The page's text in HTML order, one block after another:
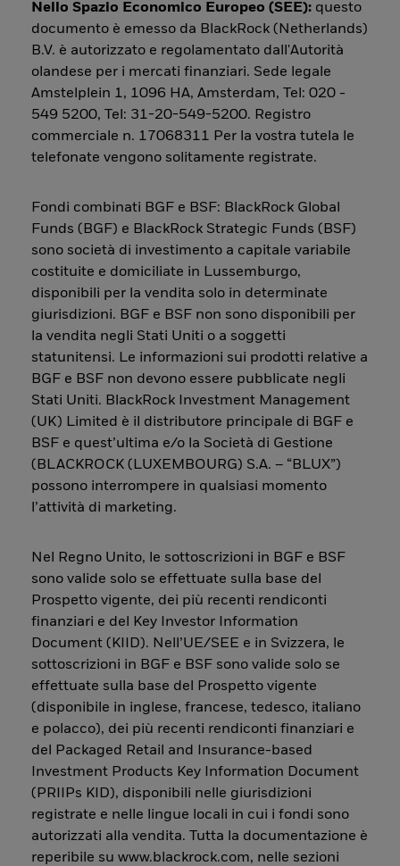
Nello Spazio Economico Europeo (SEE): questo
documento è emesso da BlackRock (Netherlands)
B.V. è autorizzato e regolamentato dall'Autorità
olandese per i mercati finanziari. Sede legale
Amstelplein 1, 1096 HA, Amsterdam, Tel: 020 -
549 5200, Tel: 31-20-549-5200. Registro
commerciale n. 17068311 Per la vostra tutela le
telefonate vengono solitamente registrate.
Fondi combinati BGF e BSF: BlackRock Global
Funds (BGF) e BlackRock Strategic Funds (BSF)
sono società di investimento a capitale variabile
costituite e domiciliate in Lussemburgo,
disponibili per la vendita solo in determinate
giurisdizioni. BGF e BSF non sono disponibili per
la vendita negli Stati Uniti o a soggetti
statunitensi. Le informazioni sui prodotti relative a
BGF e BSF non devono essere pubblicate negli
Stati Uniti. BlackRock Investment Management
(UK) Limited è il distributore principale di BGF e
BSF e quest’ultima e/o la Società di Gestione
(BLACKROCK (LUXEMBOURG) S.A. – “BLUX”)
possono interrompere in qualsiasi momento
l’attività di marketing.
Nel Regno Unito, le sottoscrizioni in BGF e BSF
sono valide solo se effettuate sulla base del
Prospetto vigente, dei più recenti rendiconti
finanziari e del Key Investor Information
Document (KIID). Nell’UE/SEE e in Svizzera, le
sottoscrizioni in BGF e BSF sono valide solo se
effettuate sulla base del Prospetto vigente
(disponibile in inglese, francese, tedesco, italiano
e polacco), dei più recenti rendiconti finanziari e
del Packaged Retail and Insurance-based
Investment Products Key Information Document
(PRIIPs KID), disponibili nelle giurisdizioni
registrate e nelle lingue locali in cui i fondi sono
autorizzati alla vendita. Tutta la documentazione è
reperibile su www.blackrock.com, nelle sezioni